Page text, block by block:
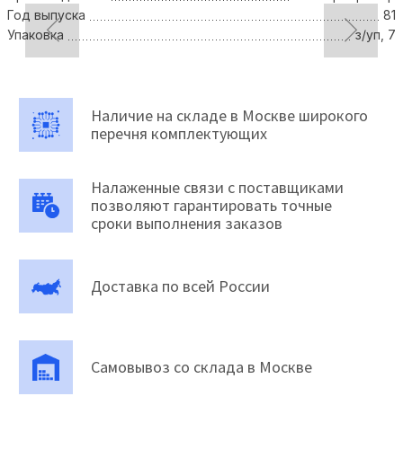
Год выпуска
81
Упаковка
з/уп, 7
Наличие на складе в Москве широкого
перечня комплектующих
Налаженные связи с поставщиками
позволяют гарантировать точные
сроки выполнения заказов
Доставка по всей России
Самовывоз со склада в Москве